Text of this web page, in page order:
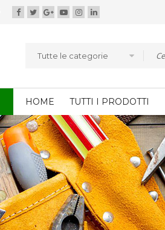
Tutte le categorie
HOME TUTTI I PRODOTTI